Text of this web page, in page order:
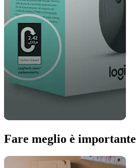
Fare meglio è importante